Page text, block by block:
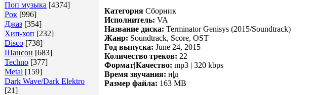
Поп музыка [4374]
Рок [996]
Джаз [354]
Хип-хоп [232]
Disco [738]
Шансон [683]
Techno [377]
Metal [159]
Dark Wave/Dark Elektro
[21]
Категория Сборник
Исполнитель: VA
Название диска: Terminator Genisys (2015/Soundtrack)
Жанр: Soundtrack, Score, OST
Год выпуска: June 24, 2015
Количество треков: 22
Формат|Качество: mp3 | 320 kbps
Время звучания: н|д
Размер файла: 163 MB